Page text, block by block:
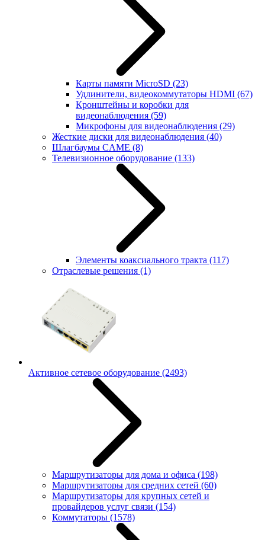
Карты памяти MicroSD (23)
Удлинители, видеокоммутаторы HDMI (67)
Кронштейны и коробки для
видеонаблюдения (59)
Микрофоны для видеонаблюдения (29)
Жесткие диски для видеонаблюдения (40)
Шлагбаумы CAME (8)
Телевизионное оборудование (133)
Элементы коаксиального тракта (117)
Отраслевые решения (1)
Активное сетевое оборудование (2493)
Маршрутизаторы для дома и офиса (198)
Маршрутизаторы для средних сетей (60)
Маршрутизаторы для крупных сетей и
провайдеров услуг связи (154)
Коммутаторы (1578)